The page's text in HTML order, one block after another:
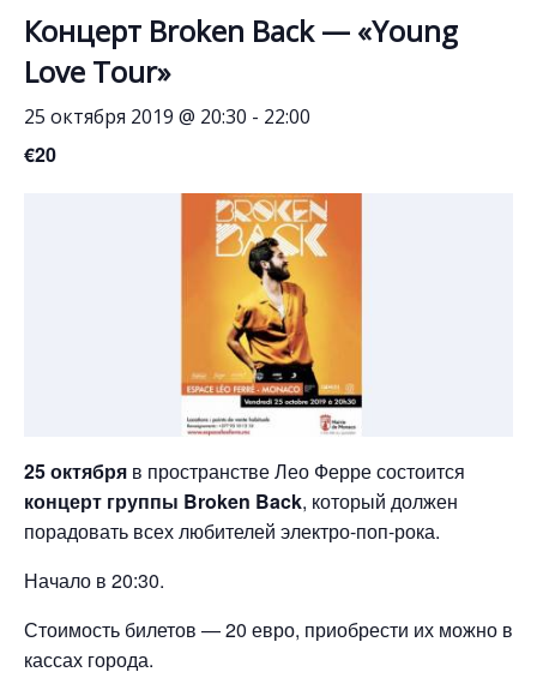
Концерт Broken Back — «Young
Love Tour»
25 октября 2019 @ 20:30 - 22:00
€20
25 октября в пространстве Лео Ферре состоится
концерт группы Broken Back, который должен
порадовать всех любителей электро-поп-рока.
Начало в 20:30.
Стоимость билетов — 20 евро, приобрести их можно в
кассах города.